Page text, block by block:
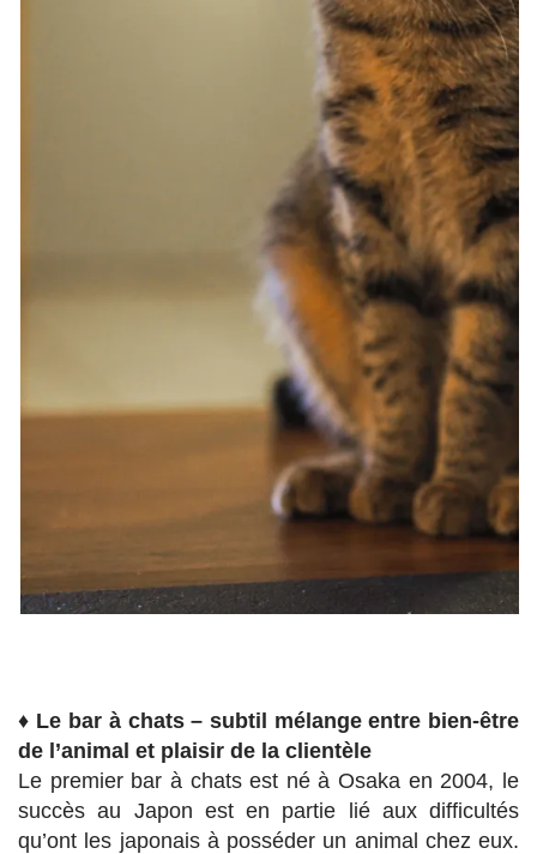
♦ Le bar à chats – subtil mélange entre bien-être
de l’animal et plaisir de la clientèle
Le premier bar à chats est né à Osaka en 2004, le
succès au Japon est en partie lié aux difficultés
qu’ont les japonais à posséder un animal chez eux.